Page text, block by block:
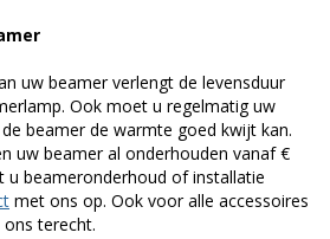
uw beamer verlengt de levensduur
Ook moet u regelmatig uw
beamer de warmte goed kwijt kan.
uw beamer al onderhouden vanaf €
u beameronderhoud of installatie
met ons op. Ook voor alle accessoires
terecht.